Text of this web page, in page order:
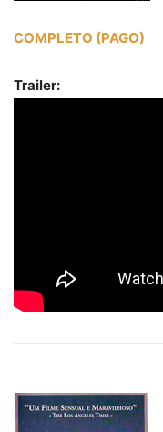
COMPLETO (PAGO)
Trailer: